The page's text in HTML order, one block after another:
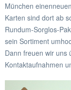
München
Karten sind dort ab
Rundum-Sorglos-
sein Sortiment
Dann freuen wir uns
Kontaktaufnahmen